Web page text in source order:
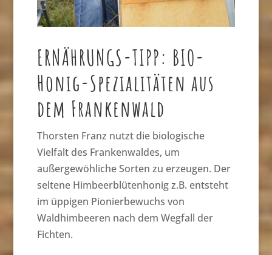
ERNÄHRUNGS-TIPP: BIO-
Honig-Spezialitäten aus
dem Frankenwald
Thorsten Franz nutzt die biologische
Vielfalt des Frankenwaldes, um
außergewöhliche Sorten zu erzeugen. Der
seltene Himbeerblütenhonig z.B. entsteht
im üppigen Pionierbewuchs von
Waldhimbeeren nach dem Wegfall der
Fichten.